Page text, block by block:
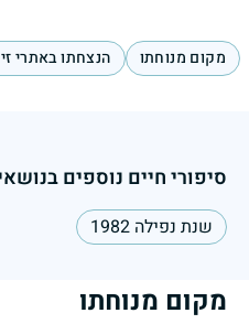
מקום מנוחתו הנצחתו באתרי
סיפורי חיים נוספים
שנת נפילה 1982
מקום מנוחתו